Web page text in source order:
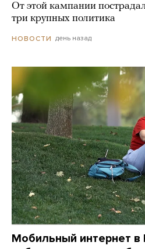
От этой кампании
три крупных политика
НОВОСТИ день назад
Мобильный интернет в